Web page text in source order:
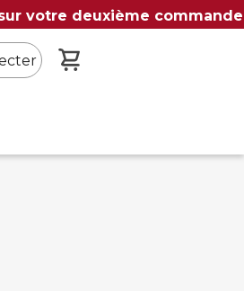
votre deuxième commande